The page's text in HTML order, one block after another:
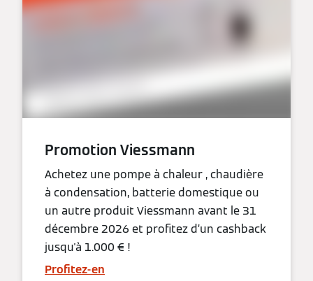
Promotion Viessmann
Achetez une pompe à chaleur , chaudière
à condensation, batterie domestique ou
un autre produit Viessmann avant le 31
décembre 2026 et profitez d’un cashback
jusqu'à 1.000 € !
Profitez-en